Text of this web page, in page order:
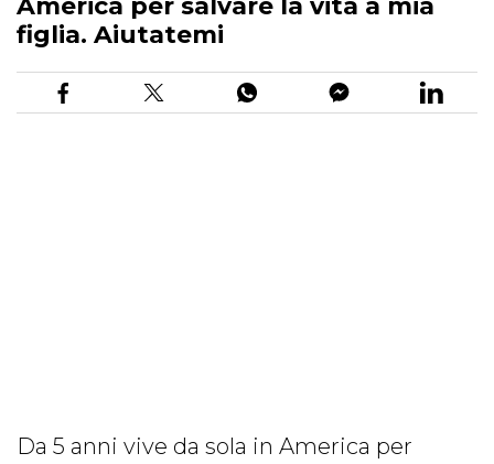
America per salvare la vita a mia
figlia. Aiutatemi
Da 5 anni vive da sola in America per